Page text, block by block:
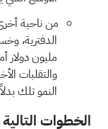
من ناحية
مليون دولار
والتقلبات
النمو تلك
الخطوات التالية